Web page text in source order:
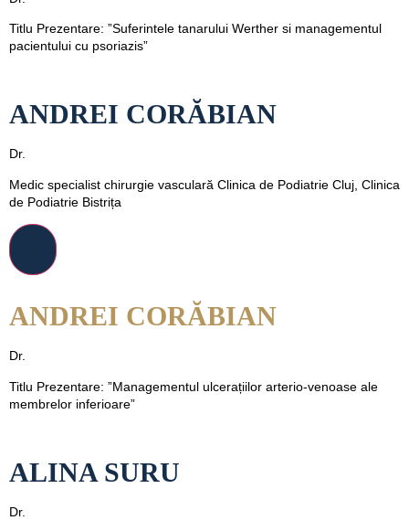
Titlu Prezentare: ”Suferintele tanarului Werther si managementul
pacientului cu psoriazis”
ANDREI CORĂBIAN
Dr.
Medic specialist chirurgie vasculară Clinica de Podiatrie Cluj, Clinica
de Podiatrie Bistrița
ANDREI CORĂBIAN
Dr.
Titlu Prezentare: ”Managementul ulcerațiilor arterio-venoase ale
membrelor inferioare”
ALINA SURU
Dr.